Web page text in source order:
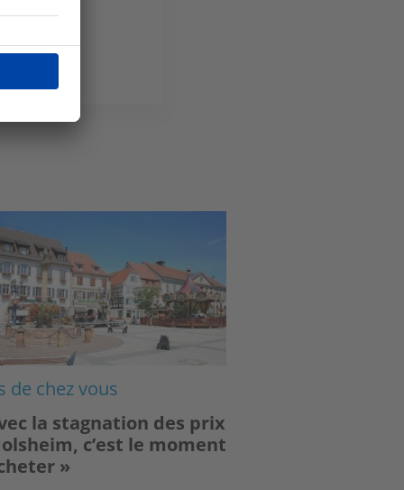
de chez vous
la stagnation des prix
c’est le moment
»